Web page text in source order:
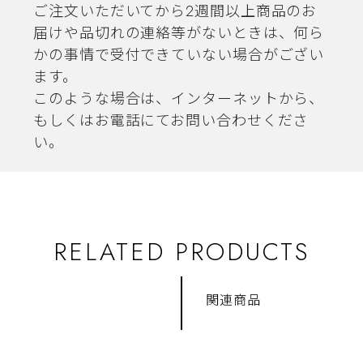
ご注文いただいてから2週間以上商品のお
届けや品切れの連絡等がないときは、何ら
かの事情で受付できていない場合がござい
ます。
このような場合は、インターネットから、
もしくはお電話にてお問い合わせくださ
い。
RELATED PRODUCTS
関連商品